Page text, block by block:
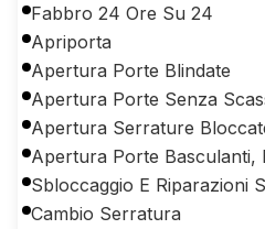
Fabbro 24 Ore Su 24
Apriporta
Apertura Porte Blindate
Apertura Porte Senza
Apertura Serrature
Apertura Porte Basculanti,
Sbloccaggio E Riparazioni
Cambio Serratura